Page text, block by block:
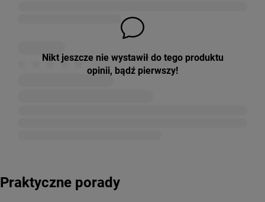
Nikt jeszcze nie wystawił do tego produktu
opinii, bądź pierwszy!
Praktyczne porady